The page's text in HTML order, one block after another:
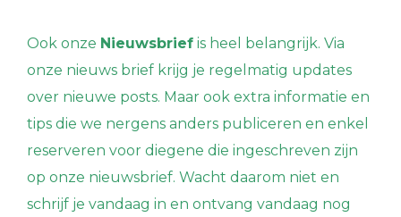
Ook onze Nieuwsbrief is heel belangrijk. Via
onze nieuws brief krijg je regelmatig updates
over nieuwe posts. Maar ook extra informatie en
tips die we nergens anders publiceren en enkel
reserveren voor diegene die ingeschreven zijn
op onze nieuwsbrief. Wacht daarom niet en
schrijf je vandaag in en ontvang vandaag nog